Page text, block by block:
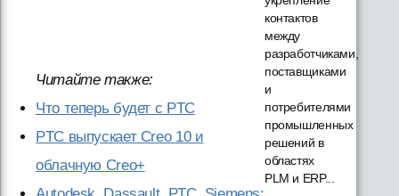
Читайте также:
Что теперь будет с PTC
PTC выпускает Creo 10 и
облачную Creo+
контактов
между
разработчиками,
поставщиками
и
потребителями
промышленных
решений в
областях
PLM и ERP...